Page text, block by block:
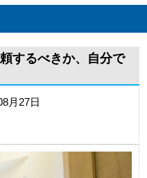
するべきか、自分で
月27日